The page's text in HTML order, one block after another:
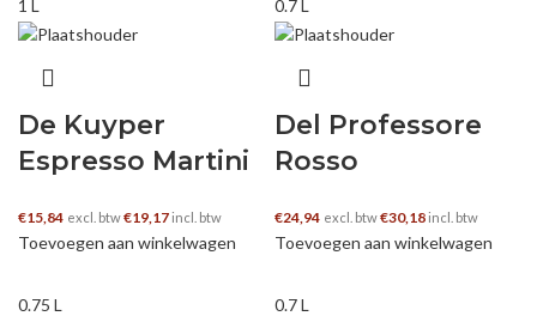
1 L
De Kuyper
Espresso Martini
€15,84 excl. btw€19,17 incl. btw
Toevoegen aan winkelwagen
0.7 L
Del Professore
Rosso
€24,94 excl. btw€30,18 incl. btw
Toevoegen aan winkelwagen
0.75 L 0.7 L